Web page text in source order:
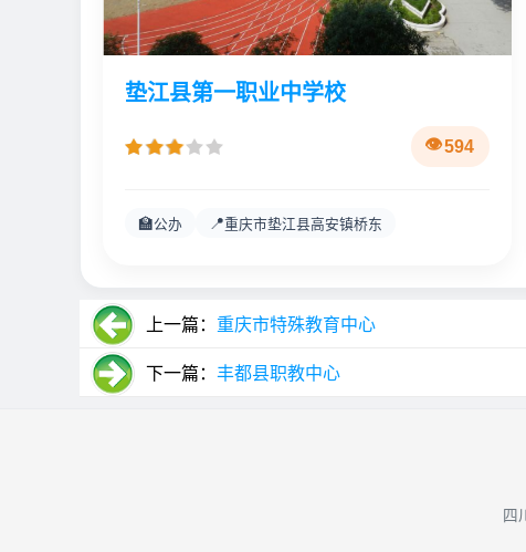
垫江县第一职业中学校
594
🏫公办 📍重庆市垫江县高安镇桥东
上一篇： 重庆市特殊教育中心
下一篇： 丰都县职教中心
四